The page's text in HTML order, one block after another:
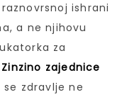
ishrani
a ne njihovu
za
zajednice
zdravlje ne